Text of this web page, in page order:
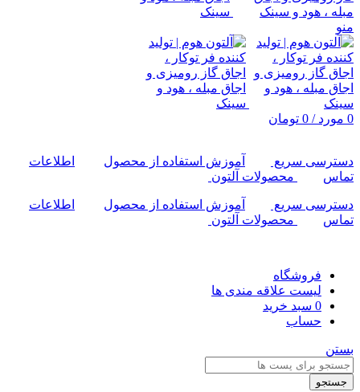
منو
0 مورد/
0 تومان
دسترسی سریع آموزش استفاده از محصول
اطلاعات
تماس
محصولات آلتون
دسترسی سریع آموزش استفاده از محصول
اطلاعات
تماس
محصولات آلتون
فروشگاه
لیست علاقه مندی ها
0 سبد خرید
حساب
بستن
جستجو